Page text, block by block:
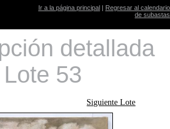
Ir a la página principal | Regresar al calendario
de subastas
detallada
Lote 53
Siguiente Lote